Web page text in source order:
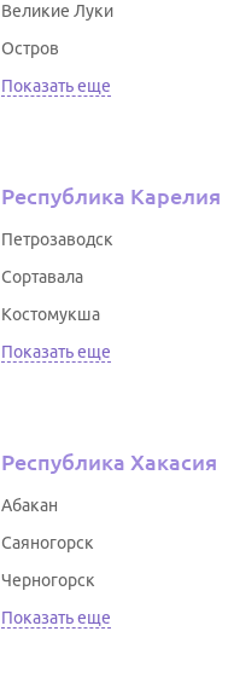
Великие Луки
Остров
Показать еще
Республика Карелия
Петрозаводск
Сортавала
Костомукша
Показать еще
Республика Хакасия
Абакан
Саяногорск
Черногорск
Показать еще